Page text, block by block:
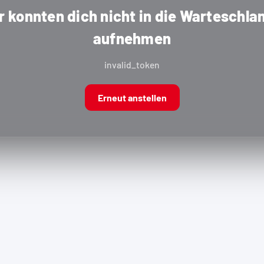
konnten dich nicht in die
aufnehmen
invalid_token
Erneut anstellen